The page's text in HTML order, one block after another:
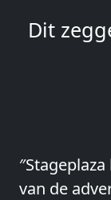
Dit
van de
″Wij
ervaringen